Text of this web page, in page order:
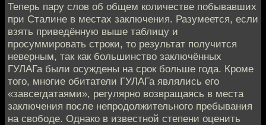
Теперь пару слов об общем количестве побывавших
при Сталине в местах заключения. Разумеется, если
взять приведённую выше таблицу и
просуммировать строки, то результат получится
неверным, так как большинство заключённых
ГУЛАГа были осуждены на срок больше года. Кроме
того, многие обитатели ГУЛАГа являлись его
«завсегдатаями», регулярно возвращаясь в места
заключения после непродолжительного пребывания
на свободе. Однако в известной степени оценить